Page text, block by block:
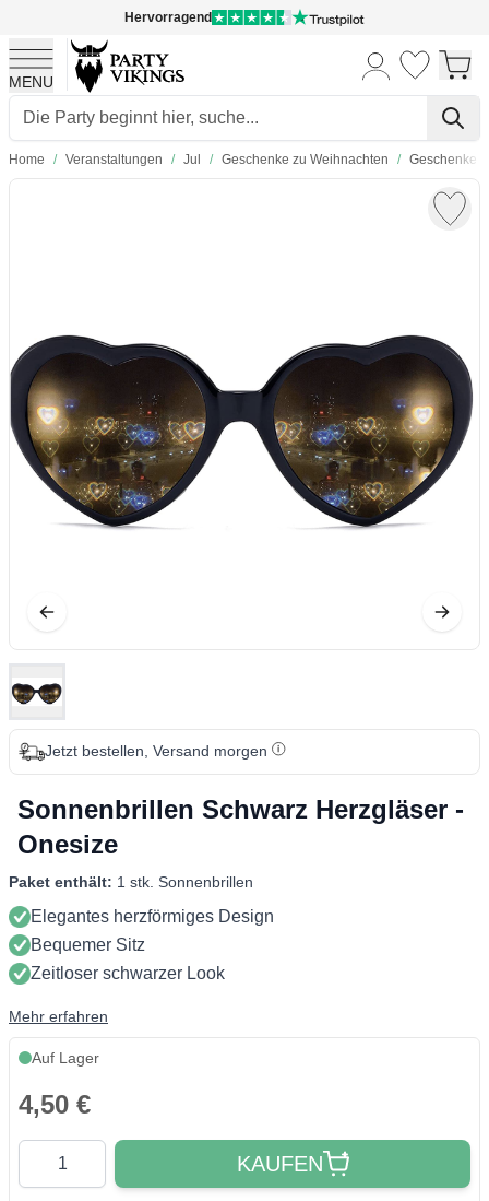
Hervorragend
MENU
Skip to Content
Home / Veranstaltungen / Jul / Geschenke zu Weihnachten / Geschenke
Jetzt bestellen, Versand morgen
Sonnenbrillen Schwarz Herzgläser -
Onesize
Paket enthält: 1 stk. Sonnenbrillen
Elegantes herzförmiges Design
Bequemer Sitz
Zeitloser schwarzer Look
Mehr erfahren
Auf Lager
4,50 €
Quantity
KAUFEN